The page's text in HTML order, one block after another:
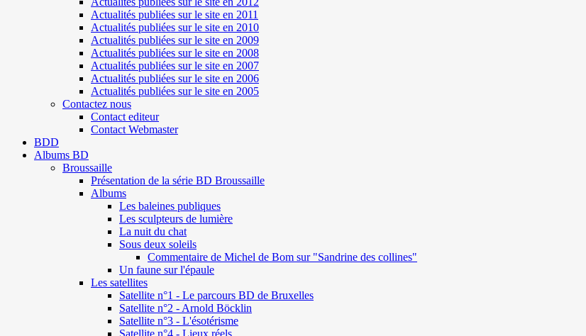
Actualités publiées sur le site en 2011
Actualités publiées sur le site en 2010
Actualités publiées sur le site en 2009
Actualités publiées sur le site en 2008
Actualités publiées sur le site en 2007
Actualités publiées sur le site en 2006
Actualités publiées sur le site en 2005
Contactez nous
Contact editeur
Contact Webmaster
BDD
Albums BD
Broussaille
Présentation de la série BD Broussaille
Albums
Les baleines publiques
Les sculpteurs de lumière
La nuit du chat
Sous deux soleils
Commentaire de Michel de Bom sur "Sandrine des collines"
Un faune sur l'épaule
Les satellites
Satellite n°1 - Le parcours BD de Bruxelles
Satellite n°2 - Arnold Böcklin
Satellite n°3 - L'ésotérisme
Satellite n°4 - Lieux réels